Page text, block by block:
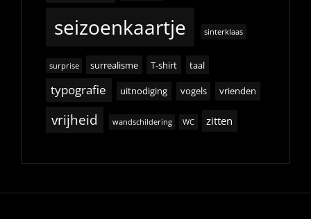
seizoenkaartje sinterklaas
surprise surrealisme T-shirt taal
typografie uitnodiging vogels vrienden
vrijheid wandschildering WC zitten